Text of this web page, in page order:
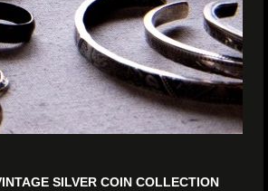
SILVER COIN COLLECTION